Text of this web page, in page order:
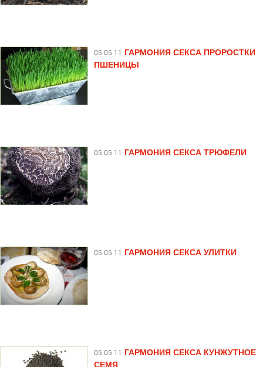
05.05.11 ГАРМОНИЯ СЕКСА ПРОРОСТКИ
ПШЕНИЦЫ
05.05.11 ГАРМОНИЯ СЕКСА ТРЮФЕЛИ
05.05.11 ГАРМОНИЯ СЕКСА УЛИТКИ
05.05.11 ГАРМОНИЯ СЕКСА КУНЖУТНОЕ
СЕМЯ